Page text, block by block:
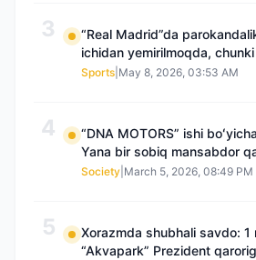
3
“Real Madrid”da
ichidan yemirilmoqda,
Sports May 8, 2026, 03:53 AM
4
“DNA MOTORS” ishi
Yana bir sobiq mansabdor
Saidnazirxanovaning “zami”
Society March 5, 2026, 08:49 PM
5
Xorazmda shubhali savdo: 1
“Akvapark” Prezident